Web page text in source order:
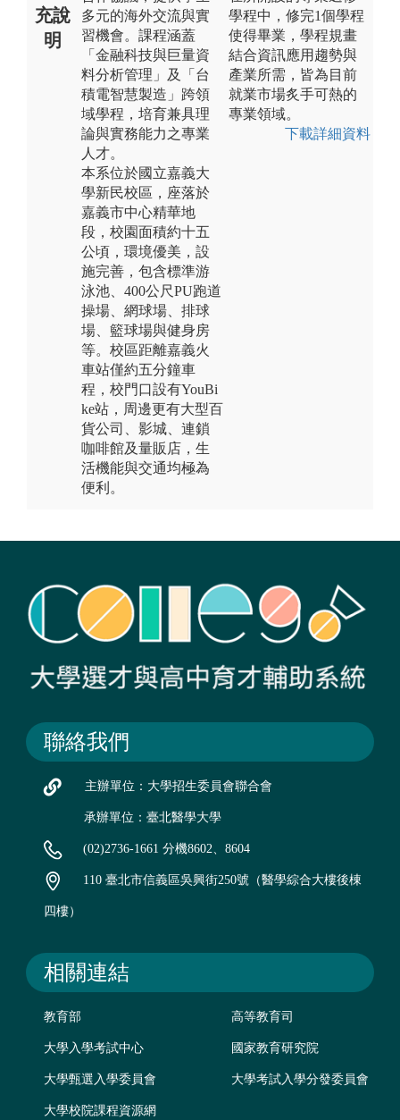
充說
明
多元的海外交流與實
習機會。課程涵蓋
「金融科技與巨量資
料分析管理」及「台
積電智慧製造」跨領
域學程，培育兼具理
論與實務能力之專業
人才。
本系位於國立嘉義大
學新民校區，座落於
嘉義市中心精華地
段，校園面積約十五
公頃，環境優美，設
施完善，包含標準游
泳池、400公尺PU跑道
操場、網球場、排球
場、籃球場與健身房
等。校區距離嘉義火
車站僅約五分鐘車
程，校門口設有YouBi
ke站，周邊更有大型百
貨公司、影城、連鎖
咖啡館及量販店，生
活機能與交通均極為
便利。
學程中，修完1個學程
使得畢業，學程規畫
結合資訊應用趨勢與
產業所需，皆為目前
就業市場炙手可熱的
專業領域。
下載詳細資料
聯絡我們
主辦單位：大學招生委員會聯合會
承辦單位：臺北醫學大學
(02)2736-1661 分機8602、8604
110 臺北市信義區吳興街250號（醫學綜合大樓後棟
四樓）
相關連結
教育部 高等教育司
大學入學考試中心 國家教育研究院
大學甄選入學委員會 大學考試入學分發委員會
大學校院課程資源網